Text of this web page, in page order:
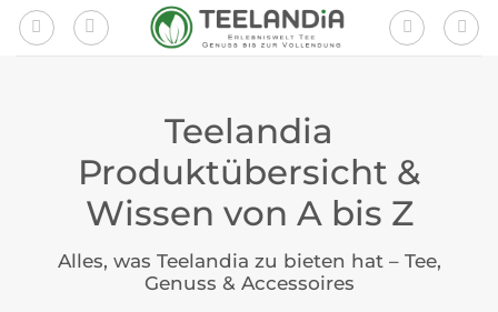
Zum
Inhalt
Teelandia
Produktübersicht &
Wissen von A bis Z
Alles, was Teelandia zu bieten hat – Tee,
Genuss & Accessoires